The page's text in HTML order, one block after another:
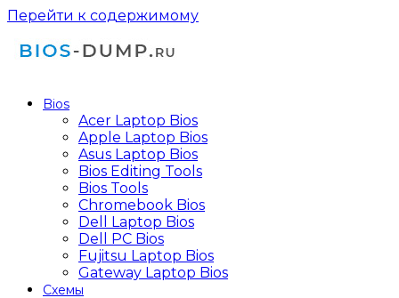
Перейти к содержимому
Bios
Acer Laptop Bios
Apple Laptop Bios
Asus Laptop Bios
Bios Editing Tools
Bios Tools
Chromebook Bios
Dell Laptop Bios
Dell PC Bios
Fujitsu Laptop Bios
Gateway Laptop Bios
Схемы